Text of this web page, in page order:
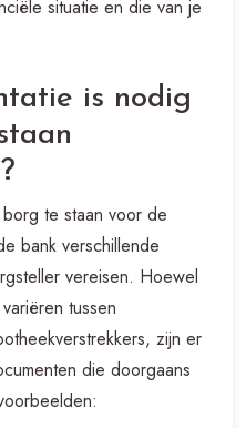
situatie en die van je
is nodig
te staan voor de
bank verschillende
vereisen. Hoewel
tussen
zijn er
die doorgaans